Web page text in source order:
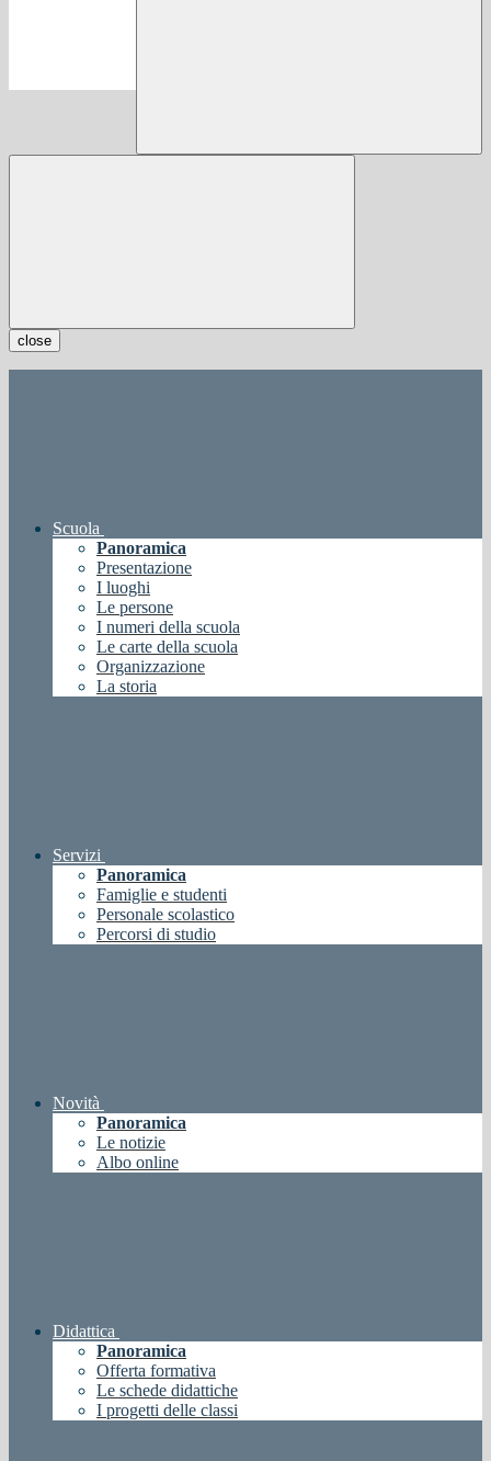
close
Scuola
Panoramica
Presentazione
I luoghi
Le persone
I numeri della scuola
Le carte della scuola
Organizzazione
La storia
Servizi
Panoramica
Famiglie e studenti
Personale scolastico
Percorsi di studio
Novità
Panoramica
Le notizie
Albo online
Didattica
Panoramica
Offerta formativa
Le schede didattiche
I progetti delle classi